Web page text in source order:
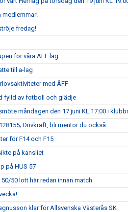
medlemmar!
fredag!
för våra ÄFF lag
till a-lag
med ÄFF
fylld av fotboll och glädje
måndagen den 17 juni KL 17:00 i
Drivkraft, bli mentor du också
för F14 och F15
på kansliet
på HUS 57
50 lott här redan innan match
klar för Allsvenska Västerås SK